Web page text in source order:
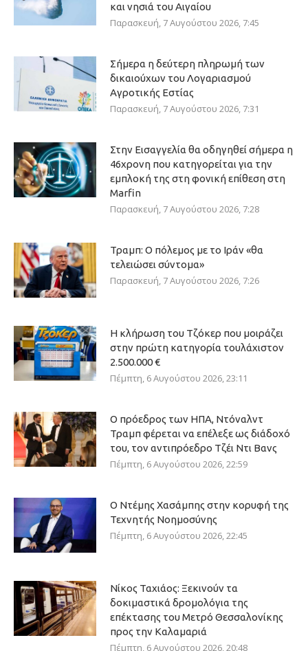
και νησιά του Αιγαίου
Παρασκευή, 7 Αυγούστου 2026, 7:45
Σήμερα η δεύτερη πληρωμή των
δικαιούχων του Λογαριασμού
Αγροτικής Εστίας
Παρασκευή, 7 Αυγούστου 2026, 7:31
Στην Εισαγγελία θα οδηγηθεί σήμερα η
46χρονη που κατηγορείται για την
εμπλοκή της στη φονική επίθεση στη
Marfin
Παρασκευή, 7 Αυγούστου 2026, 7:28
Τραμπ: Ο πόλεμος με το Ιράν «θα
τελειώσει σύντομα»
Παρασκευή, 7 Αυγούστου 2026, 7:26
Η κλήρωση του Τζόκερ που μοιράζει
στην πρώτη κατηγορία τουλάχιστον
2.500.000 €
Πέμπτη, 6 Αυγούστου 2026, 23:11
Ο πρόεδρος των ΗΠΑ, Ντόναλντ
Τραμπ φέρεται να επέλεξε ως διάδοχό
του, τον αντιπρόεδρο Τζέι Ντι Βανς
Πέμπτη, 6 Αυγούστου 2026, 22:59
Ο Ντέμης Χασάμπης στην κορυφή της
Τεχνητής Νοημοσύνης
Πέμπτη, 6 Αυγούστου 2026, 22:45
Νίκος Ταχιάος: Ξεκινούν τα
δοκιμαστικά δρομολόγια της
επέκτασης του Μετρό Θεσσαλονίκης
προς την Καλαμαριά
Πέμπτη, 6 Αυγούστου 2026, 20:48